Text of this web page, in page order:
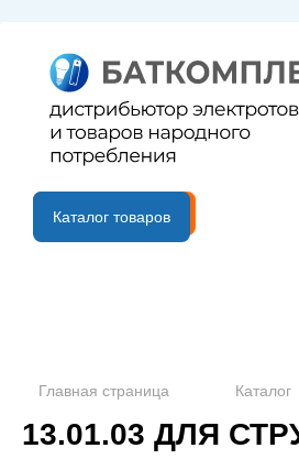
B2B портал
Каталог товаров
Главная страница Каталог
13.01.03 ДЛЯ